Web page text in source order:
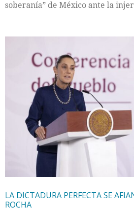
soberanía” de México ante la
LA DICTADURA PERFECTA SE
ROCHA